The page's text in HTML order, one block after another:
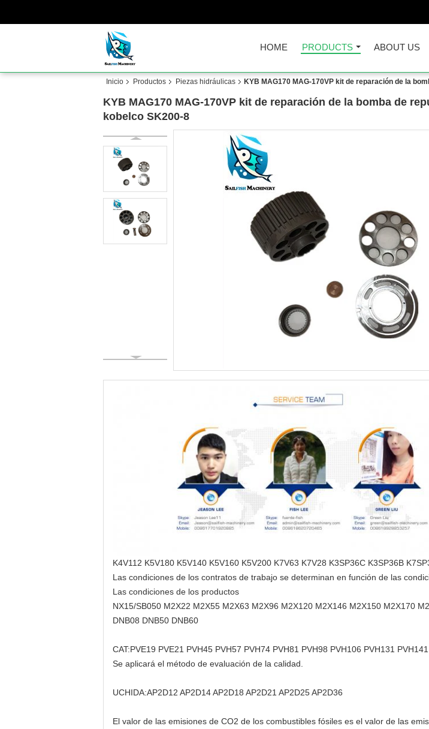
HOME PRODUCTS ABOUT US
Inicio Productos Piezas hidráulicas KYB MAG170 MAG-170VP kit de reparación de la
KYB MAG170 MAG-170VP kit de reparación de la bomba de
kobelco SK200-8
K4V112 K5V180 K5V140 K5V160 K5V200 K7V63 K7V28 K3SP36C K3SP36B
Las condiciones de los contratos de trabajo se determinan en función de las
Las condiciones de los productos
NX15/SB050 M2X22 M2X55 M2X63 M2X96 M2X120 M2X146 M2X150 M2X170
DNB08 DNB50 DNB60
CAT:PVE19 PVE21 PVH45 PVH57 PVH74 PVH81 PVH98 PVH106 PVH131 PVH141
Se aplicará el método de evaluación de la calidad.
UCHIDA:AP2D12 AP2D14 AP2D18 AP2D21 AP2D25 AP2D36
El valor de las emisiones de CO2 de los combustibles fósiles es el valor de las